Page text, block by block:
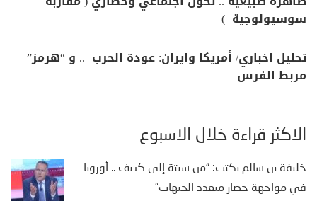
سوسيولوجية )
تحليل اخباري/ أمريكا وايران: عودة الحرب .. و “هرمز”
مربط الفرس
الأكثر قراءة خلال الأسبوع
خليفة بن سالم يكتب: “من سبتة إلى كييف .. أوروبا
في مواجهة حصار متعدد الجبهات”